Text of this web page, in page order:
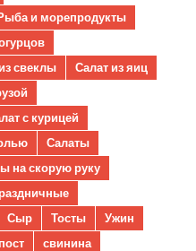
и морепродукты
свеклы
Салат из яиц
с курицей
Салаты
на скорую руку
Сыр Тосты
Ужин
пост свинина